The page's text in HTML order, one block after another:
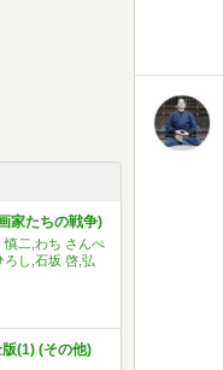
家たちの戦争)
慎二,わち さんぺ
ろし,石坂 啓,弘
(1) (その他)